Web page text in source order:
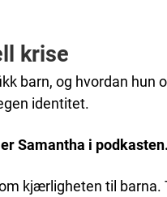
krise
barn, og hvordan hun
identitet.
Samantha i podkasten.
kjærligheten til barna.